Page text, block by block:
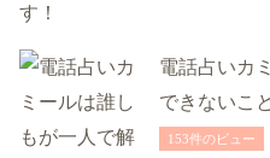
電話占いカ
できないこ
153件のビュー